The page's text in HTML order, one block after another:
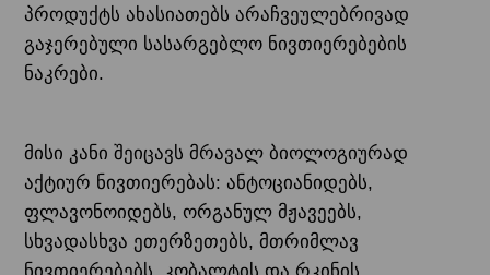
პროდუქტს ახასიათებს არაჩვეულებრივად
გაჯერებული სასარგებლო ნივთიერებების
ნაკრები.
მისი კანი შეიცავს მრავალ ბიოლოგიურად
აქტიურ ნივთიერებას: ანტოციანიდებს,
ფლავონოიდებს, ორგანულ მჟავეებს,
სხვადასხვა ეთერზეთებს, მთრიმლავ
ნივთიერებებს, კობალტის და რკინის